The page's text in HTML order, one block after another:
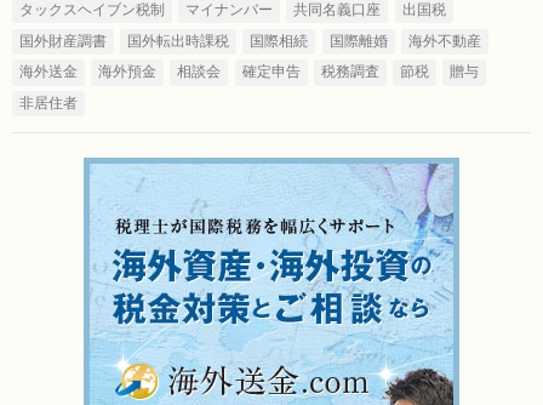
タックスヘイブン税制
マイナンバー 共同名義口座
出国税
国外財産調書
国外転出時課税 国際相続 国際離婚
海外不動産
海外送金
海外預金 相談会 確定申告 税務調査 節税
贈与
非居住者